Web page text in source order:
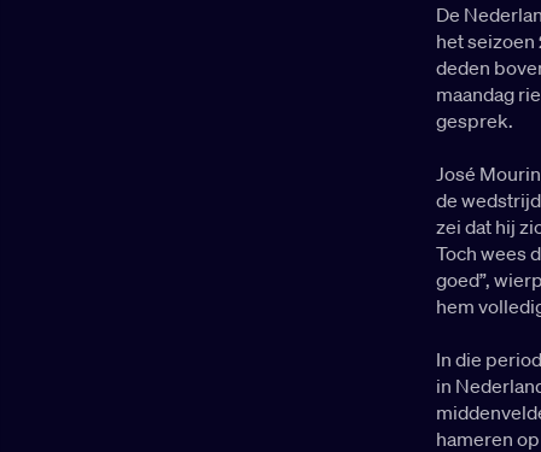
De
het seizoen
deden
maandag
gesprek.
José
de
zei dat hij
Toch wees
goed”,
hem
In die
in
hameren